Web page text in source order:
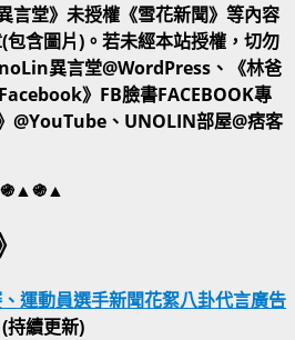
言堂》未授權《雪花新聞》等內容
含圖片)。若未經本站授權，切勿
異言堂@WordPress、《林爸
》FB臉書FACEBOOK專
@YouTube、UNOLIN部屋@痞客
運動員選手新聞花絮八卦代言廣告
持續更新)